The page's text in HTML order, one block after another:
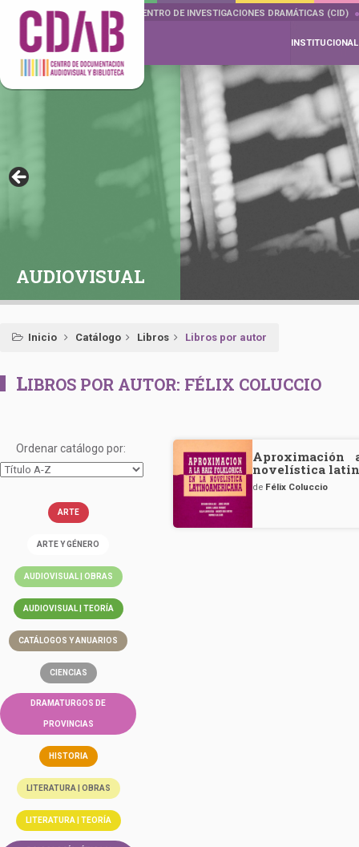
DOCUMENTA DRAMÁTICAS CENTRO DE INVESTIGACIONES DRAMÁTICAS (CID)
INSTITUCIONAL
AUDIOVISUAL
Inicio Catálogo Libros Libros por autor
LIBROS POR AUTOR: FÉLIX COLUCCIO
Ordenar catálogo por:
ARTE
ARTE Y GÉNERO
AUDIOVISUAL | OBRAS
AUDIOVISUAL | TEORÍA
CATÁLOGOS Y ANUARIOS
CIENCIAS
DRAMATURGOS DE
PROVINCIAS
HISTORIA
LITERATURA | OBRAS
LITERATURA | TEORÍA
novelística
de Félix Coluccio